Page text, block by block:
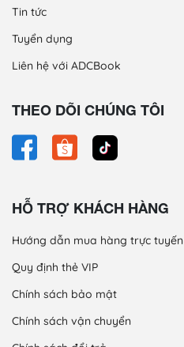
Tin tức
Tuyển dụng
Liên hệ với ADCBook
THEO DÕI CHÚNG TÔI
HỖ TRỢ KHÁCH HÀNG
Hướng dẫn mua hàng trực tuyến
Quy định thẻ VIP
Chính sách bảo mật
Chính sách vận chuyển